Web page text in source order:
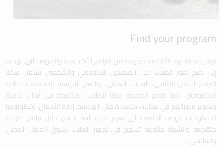
Find your program
توفر جامعة إربد الأهلية مجموعة من البرامج الأكاديمية والمهنية التي تهدف
إلى دعم تطور الطلاب على الصعيدين الأكاديمي والشخصي. تشمل هذه
البرامج التبادل الطلابي، التدريب العملي، والمنح الدراسية المخصصة للطلبة
المتفوقين. كما تقدم الجامعة فرصًا للطلاب للمشاركة في أبحاث علمية
وتطوير مهاراتهم في مجالات متعددة مثل الهندسة، إدارة الأعمال، وتكنولوجيا
المعلومات. تهدف الجامعة إلى تعزيز تجربة التعليم من خلال برامج تدريبية
متقدمة وأنشطة متنوعة تسهم في تجهيز الطلاب لسوق العمل المحلي
والعالمي.